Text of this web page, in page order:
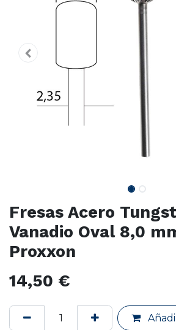
Fresas Acero
Vanadio Oval 8,0
Proxxon
14,50 €